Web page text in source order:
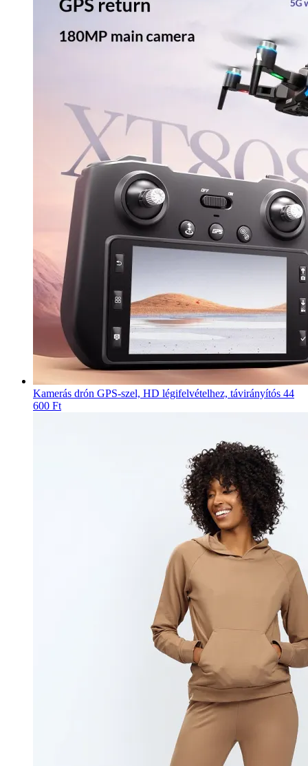
Kamerás drón GPS-szel, HD légifelvételhez, távirányítós 44
600 Ft